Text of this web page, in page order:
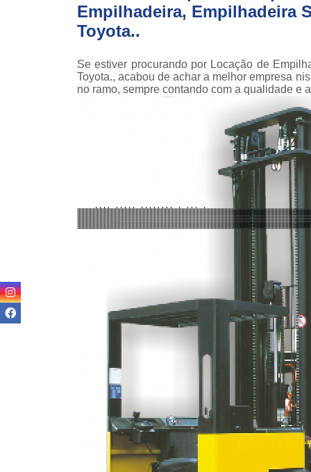
Venda
Empilhadeira, Empilhadeira
Toyota..
Se estiver procurando por Locação de
Toyota., acabou de achar a melhor empresa
no ramo, sempre contando com a qualidade e